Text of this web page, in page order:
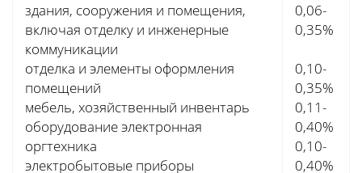
здания, сооружения и помещения,
включая отделку и инженерные
коммуникации
отделка и элементы оформления
помещений
мебель, хозяйственный инвентарь
оборудование электронная
оргтехника
электробытовые приборы
0,06-
0,35%
0,10-
0,35%
0,11-
0,40%
0,10-
0,40%